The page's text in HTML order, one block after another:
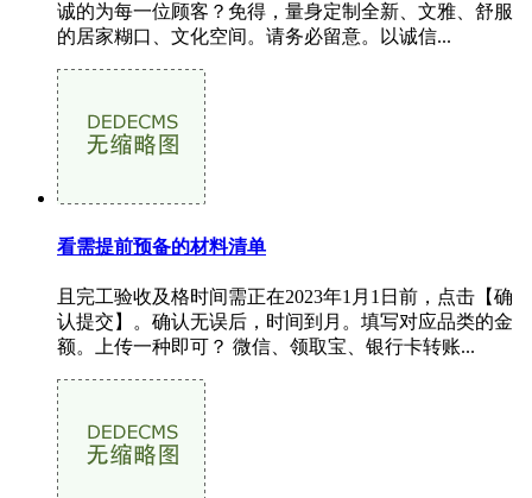
诚的为每一位顾客？免得，量身定制全新、文雅、舒服
的居家糊口、文化空间。请务必留意。以诚信...
看需提前预备的材料清单
且完工验收及格时间需正在2023年1月1日前，点击【确
认提交】。确认无误后，时间到月。填写对应品类的金
额。上传一种即可？ 微信、领取宝、银行卡转账...